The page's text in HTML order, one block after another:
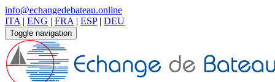
info@echangedebateau.online
ITA | ENG | FRA | ESP| DEU
Toggle navigation